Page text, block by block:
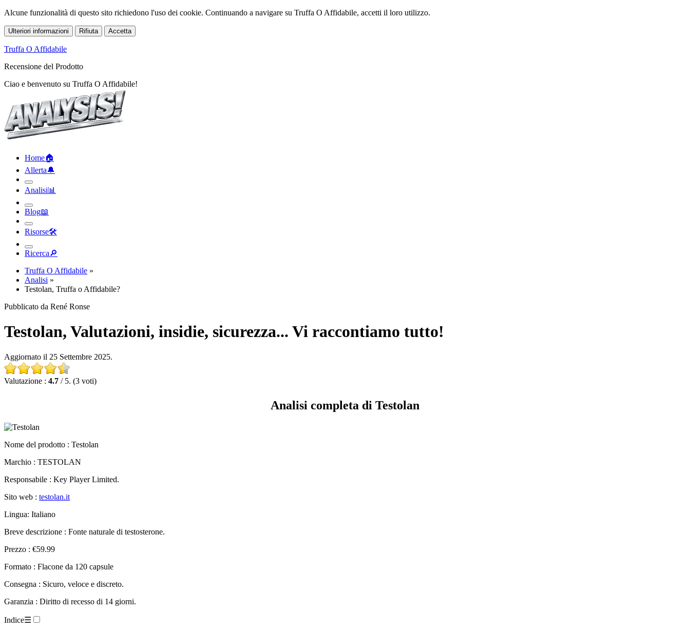
Alcune funzionalità di questo sito richiedono l'uso dei cookie. Continuando a navigare su Truffa O Affidabile, accetti il loro utilizzo.
Ulteriori informazioni Rifiuta Accetta
Truffa O Affidabile
Recensione del Prodotto
Ciao e benvenuto su Truffa O Affidabile!
Home🏠︎
Allerta🔔︎
Analisi📊︎
Blog📖︎
Risorse🛠︎
Ricerca🔎︎
Truffa O Affidabile »
Analisi »
Testolan, Truffa o Affidabile?
Pubblicato da René Ronse
Testolan, Valutazioni, insidie, sicurezza... Vi raccontiamo tutto!
Aggiornato il 25 Settembre 2025.
Valutazione : 4.7 / 5. (3 voti)
Analisi completa di Testolan
Nome del prodotto : Testolan
Marchio : TESTOLAN
Responsabile : Key Player Limited.
Sito web : testolan.it
Lingua: Italiano
Breve descrizione : Fonte naturale di testosterone.
Prezzo : €59.99
Formato : Flacone da 120 capsule
Consegna : Sicuro, veloce e discreto.
Garanzia : Diritto di recesso di 14 giorni.
Indice☰